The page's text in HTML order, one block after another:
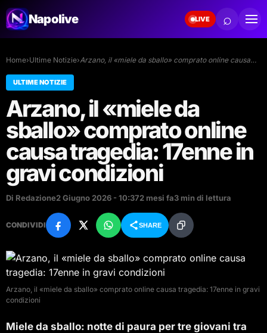
Napolive LIVE ⌕
Home›Ultime Notizie›Arzano, il «miele da sballo» comprato online causa…
ULTIME NOTIZIE
Arzano, il «miele da
sballo» comprato online
causa tragedia: 17enne in
gravi condizioni
Di Redazione2 Giugno 2026 - 10:372 mesi fa3 min di lettura
CONDIVIDI SHARE
Arzano, il «miele da sballo» comprato online causa tragedia: 17enne in gravi
condizioni
Miele da sballo: notte di paura per tre giovani tra